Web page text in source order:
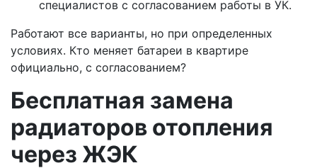
специалистов с согласованием работы в УК.
Работают все варианты, но при определенных
условиях. Кто меняет батареи в квартире
официально, с согласованием?
Бесплатная замена
радиаторов отопления
через ЖЭК